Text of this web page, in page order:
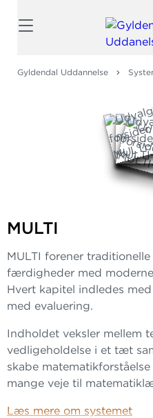
Gyldendal Uddannelse
MULTI
MULTI forener
færdigheder med
Hvert kapitel indledes
med evaluering.
Indholdet veksler mellem
vedligeholdelse i et tæt
skabe
mange veje til
Læs mere om systemet